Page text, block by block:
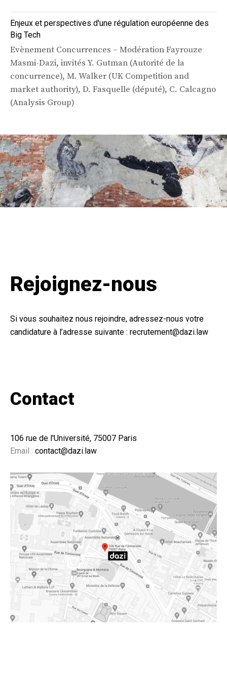
Enjeux et perspectives d'une régulation européenne des
Big Tech
Evènement Concurrences – Modération Fayrouze
Masmi-Dazi, invités Y. Gutman (Autorité de la
concurrence), M. Walker (UK Competition and
market authority), D. Fasquelle (député), C. Calcagno
(Analysis Group)
Rejoignez-nous
Si vous souhaitez nous rejoindre, adressez-nous votre
candidature à l’adresse suivante : recrutement@dazi.law
Contact
106 rue de l'Université, 75007 Paris
Email : contact@dazi.law